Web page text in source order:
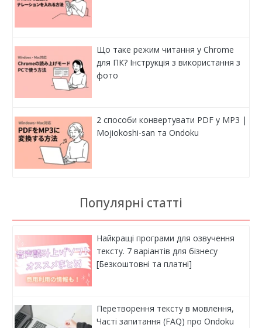
Що таке режим читання у Chrome
для ПК? Інструкція з використання з
фото
2 способи конвертувати PDF у MP3 |
Mojiokoshi-san та Ondoku
Популярні статті
Найкращі програми для озвучення
тексту. 7 варіантів для бізнесу
[Безкоштовні та платні]
Перетворення тексту в мовлення,
Часті запитання (FAQ) про Ondoku